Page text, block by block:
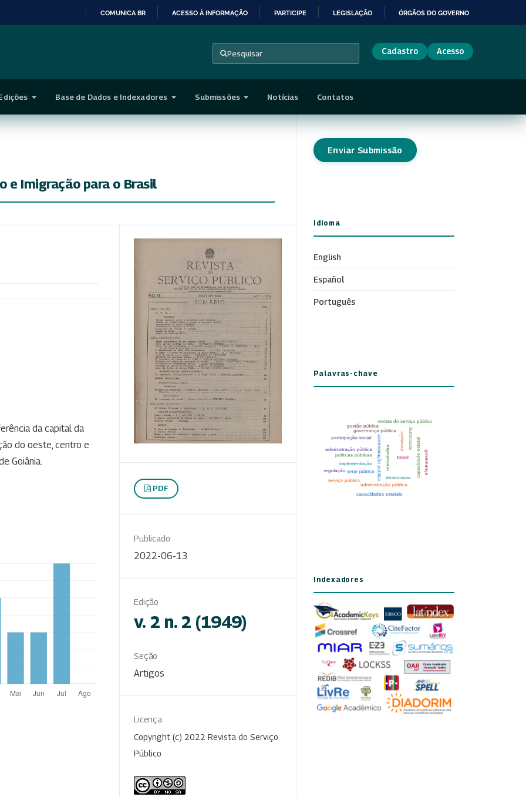
CONTEÚDO
COMUNICA BR ACESSO À INFORMAÇÃO PARTICIPE LEGISLAÇÃO ÓRGÃOS DO GOVERNO
Pesquisar Cadastro Acesso
Base de Dados e Indexadores Submissões Notícias Contatos
e Imigração para o Brasil
da capital da
do oeste, centro e
Goiânia.
PDF
Publicado
2022-06-13
Edição
v. 2 n. 2 (1949)
Seção
Artigos
Licença
Copyright (c) 2022 Revista do Serviço
Público
Enviar Submissão
Idioma
English
Español
Português
Palavras-chave
Indexadores